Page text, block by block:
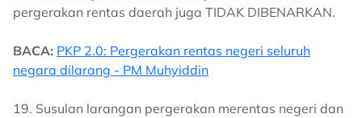
pergerakan rentas daerah juga TIDAK DIBENARKAN.
BACA: PKP 2.0: Pergerakan rentas negeri seluruh
negara dilarang - PM Muhyiddin
19. Susulan larangan pergerakan merentas negeri dan